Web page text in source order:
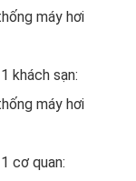
máy hơi
khách sạn:
máy hơi
cơ quan: